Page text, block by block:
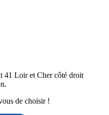
41 Loir et Cher côté droit
de choisir !